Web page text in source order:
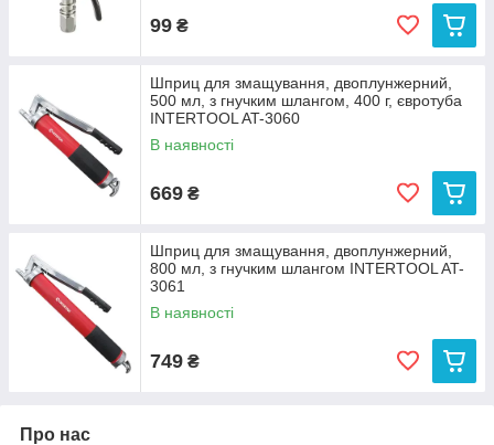
99 ₴
Шприц для змащування, двоплунжерний,
500 мл, з гнучким шлангом, 400 г, євротуба
INTERTOOL AT-3060
В наявності
669 ₴
Шприц для змащування, двоплунжерний,
800 мл, з гнучким шлангом INTERTOOL AT-
3061
В наявності
749 ₴
Про нас